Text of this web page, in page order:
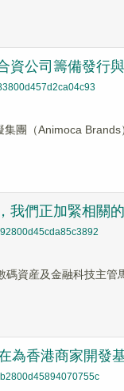
資公司籌備發行
團（Animoca
我們正加緊相關
資産及金融科技主
為香港商家開發